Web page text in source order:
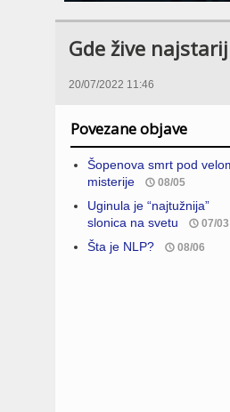
Gde žive
20/07/2022 11:46
Povezane objave
Šopenova smrt pod
misterije
08/05
Uginula je “najtužnija”
slonica na svetu
07/03
Šta je NLP? 08/06